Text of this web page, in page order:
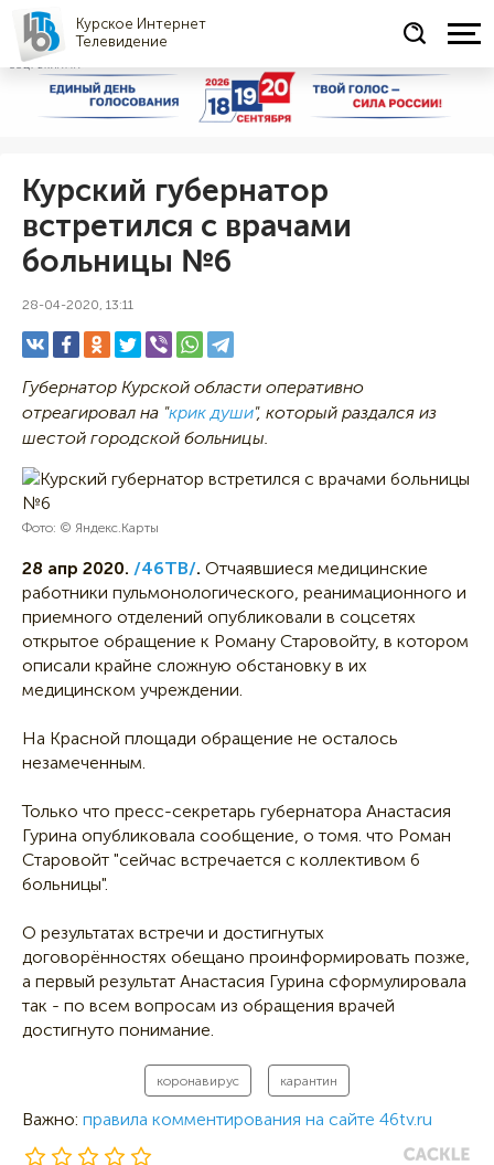
Курское Интернет
Телевидение
СОЦРЕКЛАМА
Курский губернатор
встретился с врачами
больницы №6
28-04-2020, 13:11
Губернатор Курской области оперативно
отреагировал на "крик души", который раздался из
шестой городской больницы.
Фото: © Яндекс.Карты
28 апр 2020. /46ТВ/. Отчаявшиеся медицинские
работники пульмонологического, реанимационного и
приемного отделений опубликовали в соцсетях
открытое обращение к Роману Старовойту, в котором
описали крайне сложную обстановку в их
медицинском учреждении.
На Красной площади обращение не осталось
незамеченным.
Только что пресс-секретарь губернатора Анастасия
Гурина опубликовала сообщение, о томя. что Роман
Старовойт "сейчас встречается с коллективом 6
больницы".
О результатах встречи и достигнутых
договорённостях обещано проинформировать позже,
а первый результат Анастасия Гурина сформулировала
так - по всем вопросам из обращения врачей
достигнуто понимание.
коронавирус карантин
Важно: правила комментирования на сайте 46tv.ru